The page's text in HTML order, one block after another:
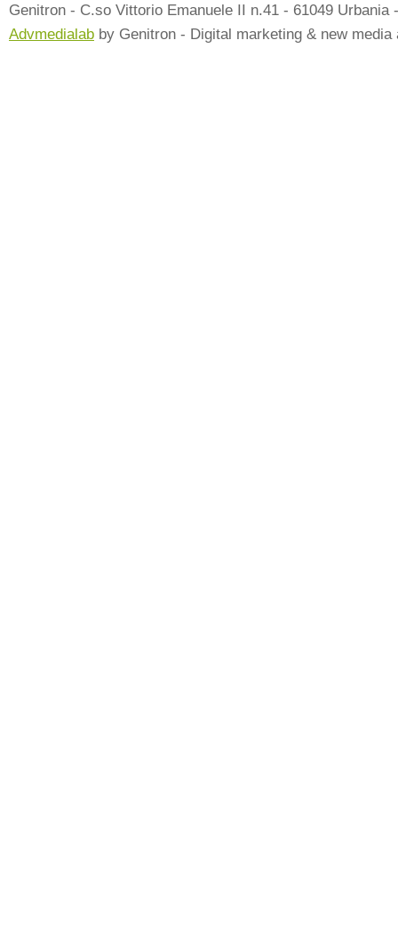
Genitron - C.so Vittorio Emanuele II n.41 - 61049 Urbania
Advmedialab by Genitron - Digital marketing & new media